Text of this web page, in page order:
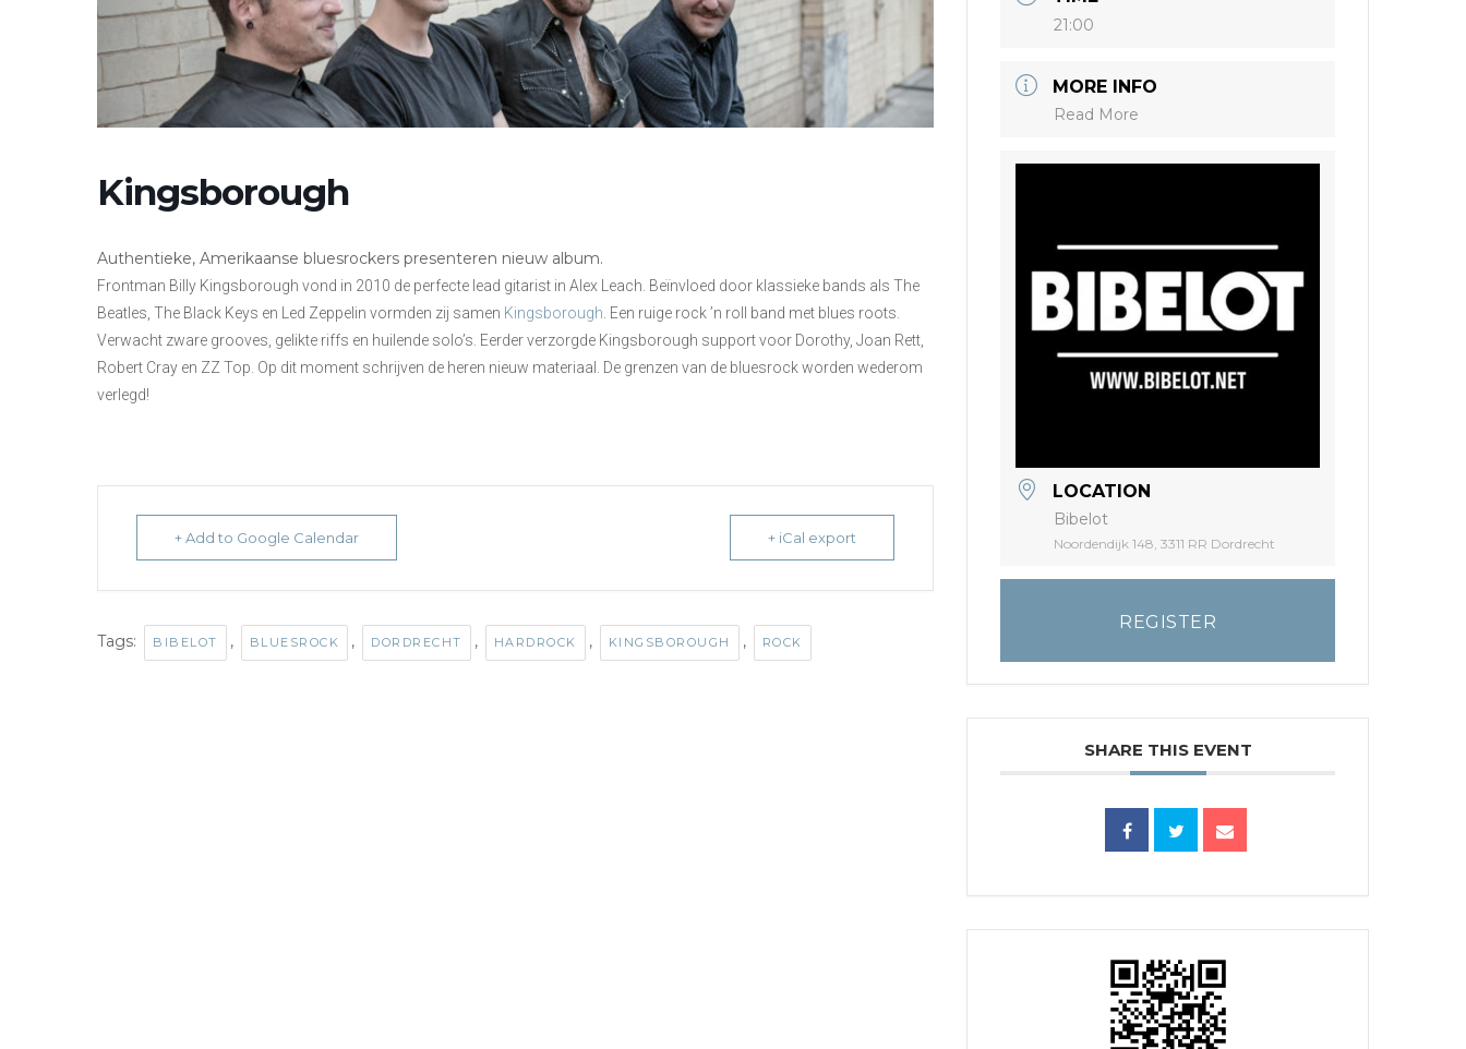
Kingsborough
Authentieke, Amerikaanse bluesrockers presenteren nieuw album.
Frontman Billy Kingsborough vond in 2010 de perfecte lead gitarist in Alex Leach. Beïnvloed door klassieke bands als The
Beatles, The Black Keys en Led Zeppelin vormden zij samen Kingsborough. Een ruige rock ’n roll band met blues roots.
Verwacht zware grooves, gelikte riffs en huilende solo’s. Eerder verzorgde Kingsborough support voor Dorothy, Joan Rett,
Robert Cray en ZZ Top. Op dit moment schrijven de heren nieuw materiaal. De grenzen van de bluesrock worden wederom
verlegd!
+ Add to Google Calendar + iCal export
Tags: BIBELOT , BLUESROCK , DORDRECHT , HARDROCK , KINGSBOROUGH , ROCK
21:00
MORE INFO
Read More
LOCATION
Bibelot
Noordendijk 148, 3311 RR Dordrecht
REGISTER
SHARE THIS EVENT